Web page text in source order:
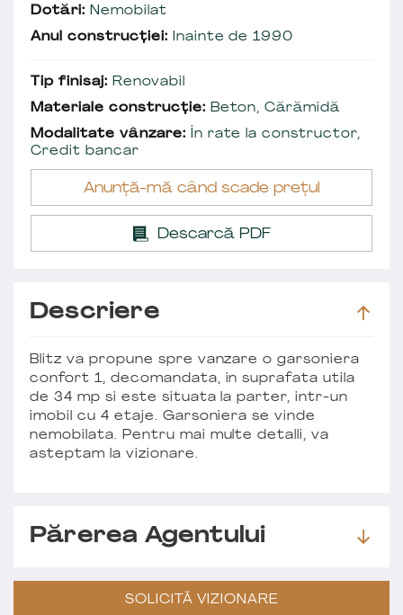
Dotări: Nemobilat
Anul construcției: Inainte de 1990
Tip finisaj: Renovabil
Materiale construcție: Beton, Cărămidă
Modalitate vânzare: În rate la constructor,
Credit bancar
Anunță-mă când scade prețul
Descarcă PDF
Descriere
Blitz va propune spre vanzare o garsoniera
confort 1, decomandata, in suprafata utila
de 34 mp si este situata la parter, intr-un
imobil cu 4 etaje. Garsoniera se vinde
nemobilata. Pentru mai multe detalli, va
asteptam la vizionare.
Părerea Agentului
SOLICITĂ VIZIONARE